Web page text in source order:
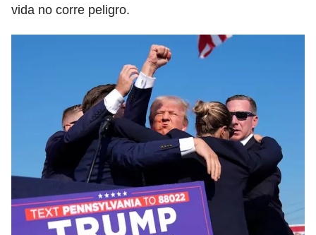
vida no corre peligro.